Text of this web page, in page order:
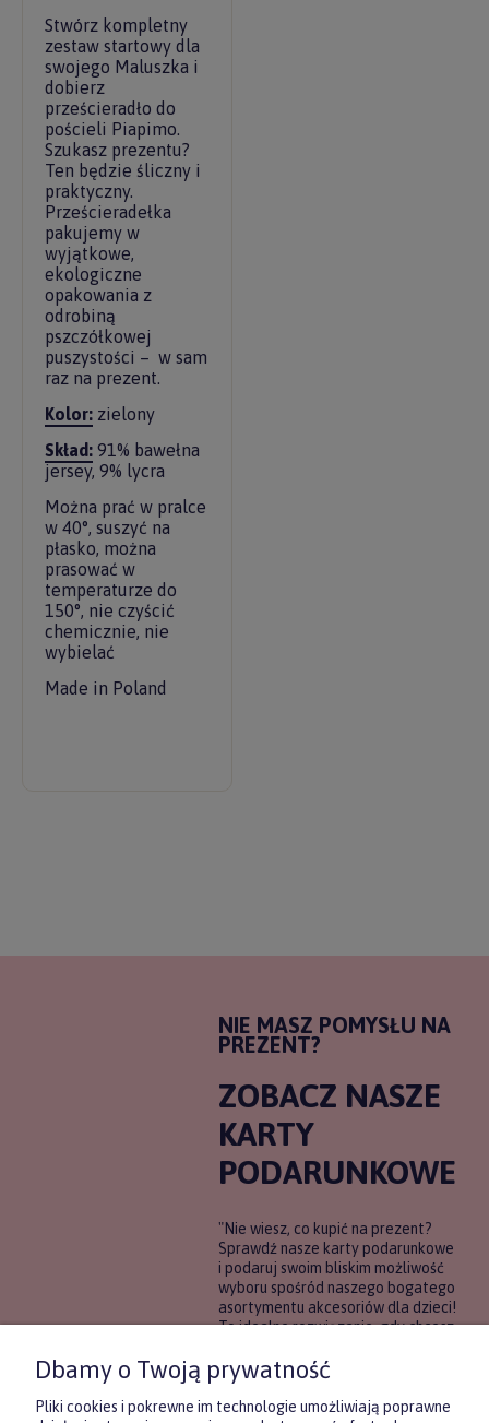
Stwórz kompletny
zestaw startowy dla
swojego Maluszka i
dobierz
prześcieradło do
pościeli Piapimo.
Szukasz prezentu?
Ten będzie śliczny i
praktyczny.
Prześcieradełka
pakujemy w
wyjątkowe,
ekologiczne
opakowania z
odrobiną
pszczółkowej
puszystości – w sam
raz na prezent.
Kolor: zielony
Skład: 91% bawełna
jersey, 9% lycra
Można prać w pralce
w 40°, suszyć na
płasko, można
prasować w
temperaturze do
150°, nie czyścić
chemicznie, nie
wybielać
Made in Poland
NIE MASZ POMYSŁU NA
PREZENT?
ZOBACZ NASZE
KARTY
PODARUNKOWE
"Nie wiesz, co kupić na prezent?
Sprawdź nasze karty podarunkowe
i podaruj swoim bliskim możliwość
wyboru spośród naszego bogatego
asortymentu akcesoriów dla dzieci!
To idealne rozwiązanie, gdy chcesz
pewności, co będzie najbardziej
trafione.
Dbamy o Twoją prywatność
Pliki cookies i pokrewne im technologie umożliwiają poprawne